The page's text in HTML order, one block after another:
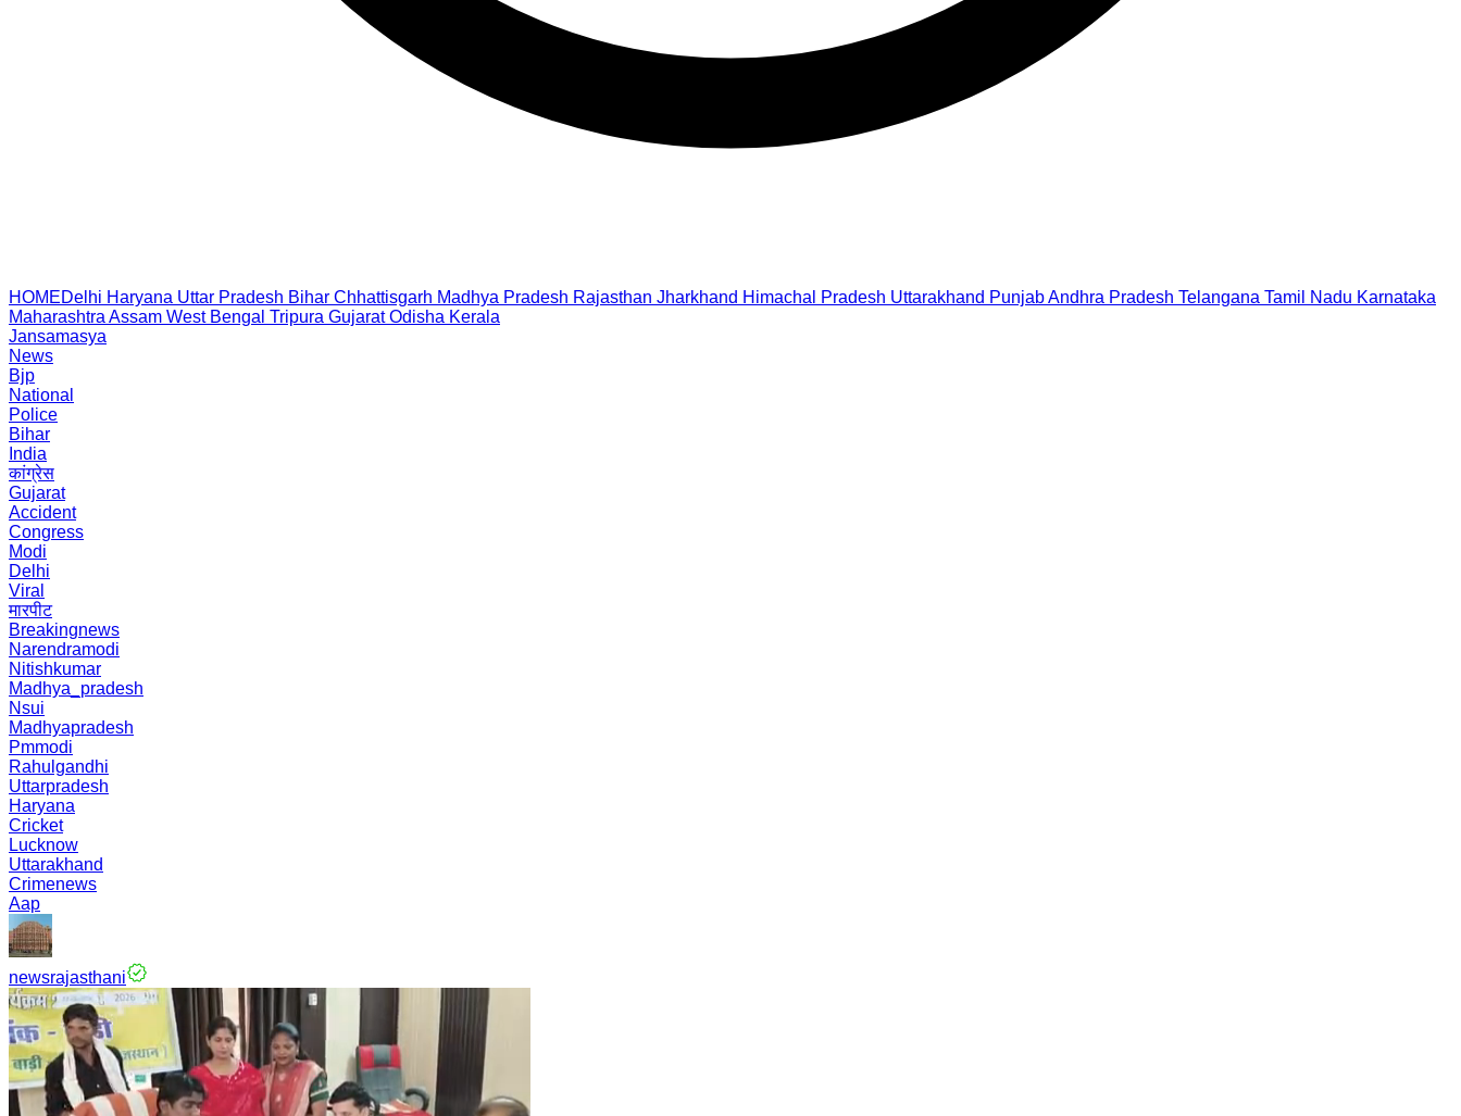
HOMEDelhi Haryana Uttar Pradesh Bihar Chhattisgarh Madhya Pradesh Rajasthan Jharkhand Himachal Pradesh Uttarakhand PunjabAndhra Pradesh Telangana Tamil Nadu Karnataka
Maharashtra Assam West Bengal Tripura Gujarat Odisha Kerala
Jansamasya
News
Bjp
National
Police
Bihar
India
कांग्रेस
Gujarat
Accident
Congress
Modi
Delhi
Viral
मारपीट
Breakingnews
Narendramodi
Nitishkumar
Madhya_pradesh
Nsui
Madhyapradesh
Pmmodi
Rahulgandhi
Uttarpradesh
Haryana
Cricket
Lucknow
Uttarakhand
Crimenews
Aap
newsrajasthani